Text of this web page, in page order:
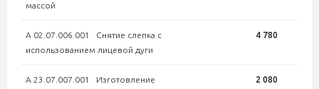
массой
А 02.07.006.001 Снятие слепка с
использованием лицевой дуги
4 780
А 23.07.007.001 Изготовление
2 080